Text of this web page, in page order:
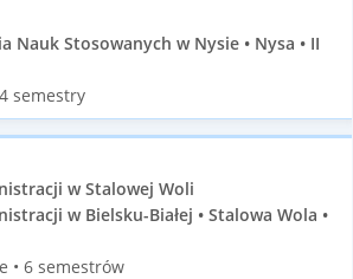
Nauk Stosowanych w Nysie • Nysa • II
semestry
w Stalowej Woli
w Bielsku-Białej • Stalowa Wola •
• 6 semestrów